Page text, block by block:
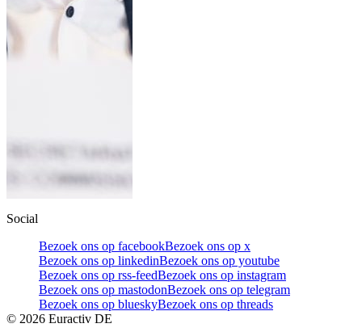
Social
Bezoek ons op facebookBezoek ons op x
Bezoek ons op linkedinBezoek ons op youtube
Bezoek ons op rss-feedBezoek ons op instagram
Bezoek ons op mastodonBezoek ons op telegram
Bezoek ons op blueskyBezoek ons op threads
© 2026 Euractiv DE